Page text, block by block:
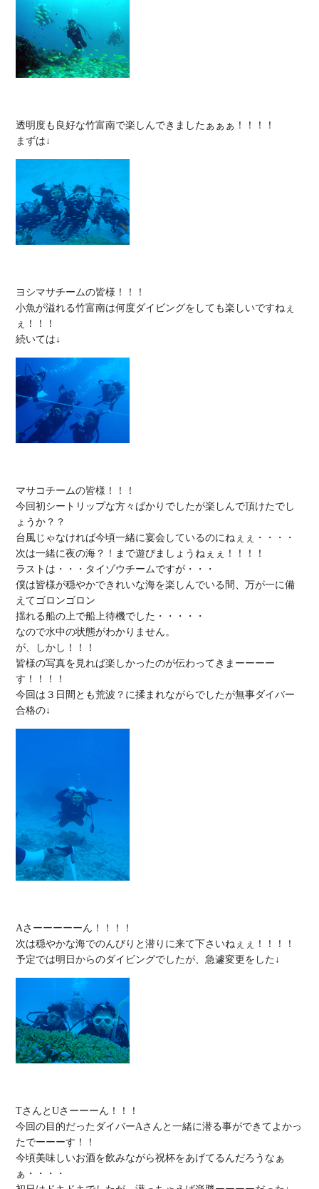
透明度も良好な竹富南で楽しんできましたぁぁぁ！！！！
ヨシマサチームの皆様！！！
小魚が溢れる竹富南は何度ダイビングをしても楽しいですねぇ
ぇ！！！
マサコチームの皆様！！！
今回初シートリップな方々ばかりでしたが楽しんで頂けたでし
ょうか？？
台風じゃなければ今頃一緒に宴会しているのにねぇぇ・・・・
次は一緒に夜の海？！まで遊びましょうねぇぇ！！！！
ラストは・・・タイゾウチームですが・・・
僕は皆様が穏やかできれいな海を楽しんでいる間、万が一に備
えてゴロンゴロン
揺れる船の上で船上待機でした・・・・・
なので水中の状態がわかりません。
が、しかし！！！
皆様の写真を見れば楽しかったのが伝わってきまーーーー
す！！！！
今回は３日間とも荒波？に揉まれながらでしたが無事ダイバー
Aさーーーーーん！！！！
次は穏やかな海でのんびりと潜りに来て下さいねぇぇ！！！！
TさんとUさーーーん！！！
今回の目的だったダイバーAさんと一緒に潜る事ができてよかっ
たでーーーす！！
今頃美味しいお酒を飲みながら祝杯をあげてるんだろうなぁ
ぁ・・・・